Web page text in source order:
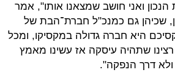
ואני חושב שמצאנו אותו", אמר
שכיהן גם כמנכ"ל חברת־הבת של
היא חברה גדולה במקסיקו, ומכל
שתהיה עיסקה אז עשינו מאמץ
דרך הנפקה".